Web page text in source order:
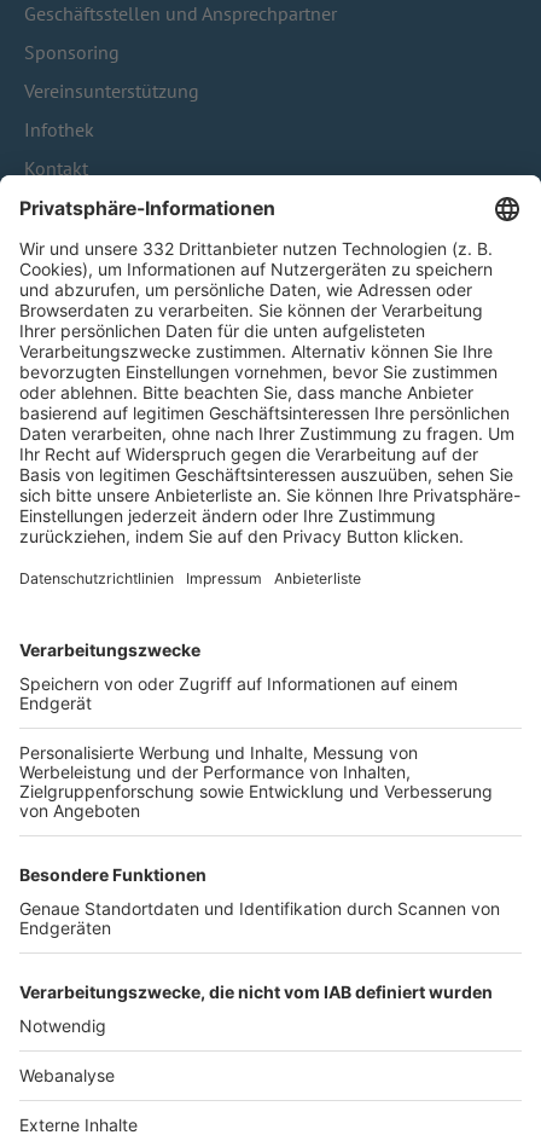
Geschäftsstellen und Ansprechpartner
Sponsoring
Vereinsunterstützung
Infothek
Kontakt
HÄUFIG BESUCHTE SEITEN
Pässe und Vereinswechsel
Trainerausbildung
Schulungsangebot Vereinsmitarbeiter
BFV-Geschäftsstellen
Trainerbörse
Login SpielPlus
FOLGE DEM BFV
TOP-VEREINE
TOP-PARTNER
Nutzungsbedingungen Datenschutz Impressum